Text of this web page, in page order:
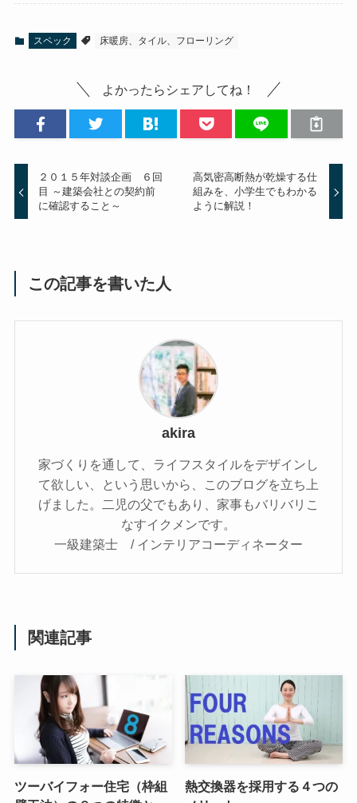
スペック 床暖房、タイル、フローリング
よかったらシェアしてね！
２０１５年対談企画 ６回
目 ～建築会社との契約前
に確認すること～
高気密高断熱が乾燥する仕
組みを、小学生でもわかる
ように解説！
この記事を書いた人
akira
家づくりを通して、ライフスタイルをデザインし
て欲しい、という思いから、このブログを立ち上
げました。二児の父でもあり、家事もバリバリこ
なすイクメンです。
一級建築士 / インテリアコーディネーター
関連記事
ツーバイフォー住宅（枠組
熱交換器を採用する４つの